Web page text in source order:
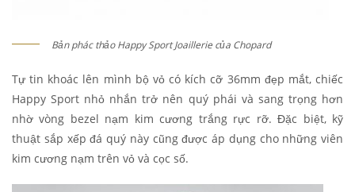
Bản phác thảo Happy Sport Joaillerie của Chopard
Tự tin khoác lên mình bộ vỏ có kích cỡ 36mm đẹp mắt, chiếc
Happy Sport nhỏ nhắn trở nên quý phái và sang trọng hơn
nhờ vòng bezel nạm kim cương trắng rực rỡ. Đặc biệt, kỹ
thuật sắp xếp đá quý này cũng được áp dụng cho những viên
kim cương nạm trên vỏ và cọc số.